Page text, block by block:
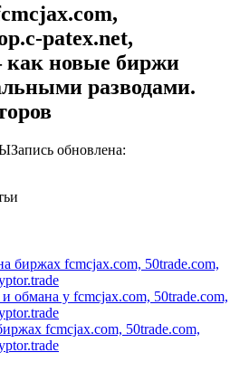
patex.net,
новые биржи
разводами.
Запись обновлена:
биржах fcmcjax.com, 50trade.com,
обмана у fcmcjax.com, 50trade.com,
fcmcjax.com, 50trade.com,